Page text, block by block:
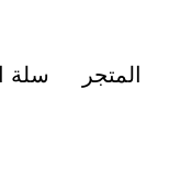
المتجر سلة